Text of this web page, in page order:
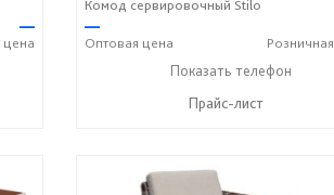
—
цена
Комод сервировочный Stilo
—
Оптовая цена Розничная
+7 (917) 600-15-16
Показать телефон
Прайс-лист